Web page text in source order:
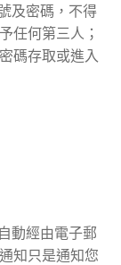
及密碼，不得
任何第三人；
碼存取或進入
動經由電子郵
知只是通知您